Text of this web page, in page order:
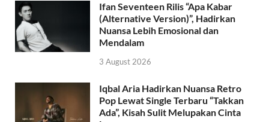
Ifan Seventeen Rilis “Apa Kabar
(Alternative Version)”, Hadirkan
Nuansa Lebih Emosional dan
Mendalam
3 August 2026
Iqbal Aria Hadirkan Nuansa Retro
Pop Lewat Single Terbaru “Takkan
Ada”, Kisah Sulit Melupakan Cinta